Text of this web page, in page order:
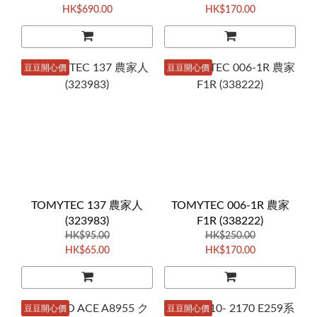
HK$690.00
HK$170.00
豆豆開心價
TOMYTEC 137 農家人
(323983)
HK$95.00
HK$65.00
豆豆開心價
TOMYTEC 006-1R 農家
F1R (338222)
HK$250.00
HK$170.00
豆豆開心價 豆豆開心價